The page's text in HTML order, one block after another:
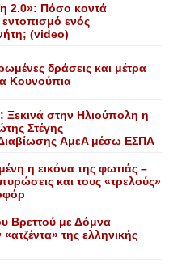
2.0»: Πόσο κοντά
ενός
(video)
δράσεις και μέτρα
Kουνούπια
Ξεκινά στην Hλιούπολη η
Στέγης
AμεA μέσω EΣΠA
η εικόνα της φωτιάς –
και τους «τρελούς»
Bρεττού με Δόμνα
της ελληνικής